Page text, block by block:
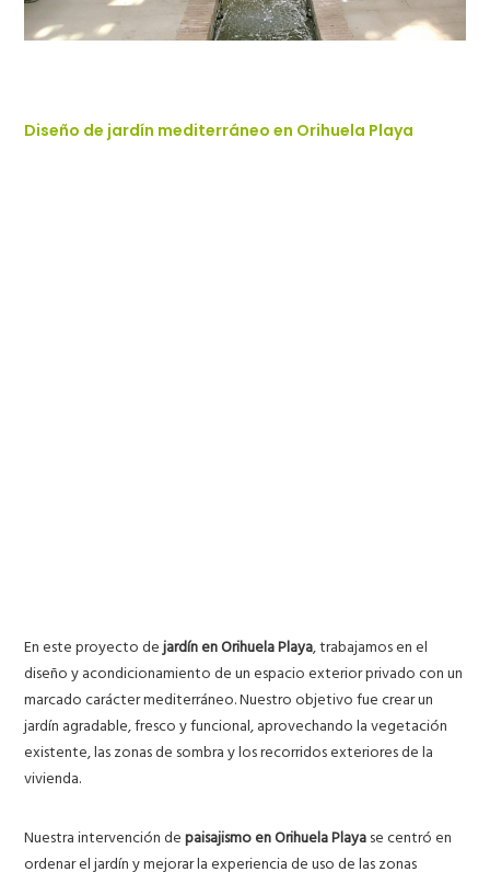
Diseño de jardín mediterráneo en Orihuela Playa
En este proyecto dejardín en Orihuela Playa, trabajamos en el
diseño y acondicionamiento de un espacio exterior privado con un
marcado carácter mediterráneo. Nuestro objetivo fue crear un
jardín agradable, fresco y funcional, aprovechando la vegetación
existente, las zonas de sombra y los recorridos exteriores de la
vivienda.
Nuestra intervención depaisajismo en Orihuela Playase centró en
ordenar el jardín y mejorar la experiencia de uso de las zonas